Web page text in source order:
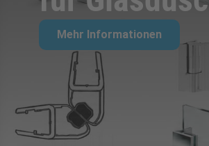
Mehr Informationen